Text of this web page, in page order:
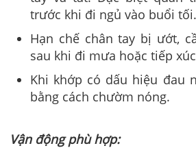
trước khi đi ngủ vào buổi tối.
Hạn chế chân tay bị ướt,
sau khi đi mưa hoặc tiếp
Khi khớp có dấu hiệu đau
bằng cách chườm nóng.
Vận động phù hợp: